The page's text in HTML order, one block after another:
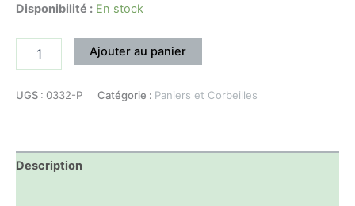
Disponibilité : En stock
Ajouter au panier
UGS : 0332-P Catégorie : Paniers et Corbeilles
Description